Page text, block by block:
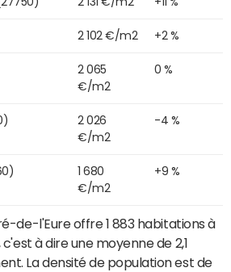
2 102 €/m2 +2 %
2 065
€/m2
0 %
2 026
€/m2
-4 %
1 680
€/m2
+9 %
de-l'Eure offre 1 883 habitations à
c'est à dire une moyenne de 2,1
La densité de population est de